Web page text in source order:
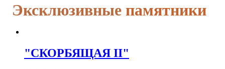
Эксклюзивные памятники
"СКОРБЯЩАЯ II"